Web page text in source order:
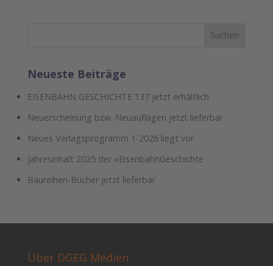
Neueste Beiträge
EISENBAHN GESCHICHTE 137 jetzt erhältlich
Neuerscheinung bzw. Neuauflagen jetzt lieferbar
Neues Verlagsprogramm 1-2026 liegt vor
Jahresinhalt 2025 der »EisenbahnGeschichte
Baureihen-Bücher jetzt lieferbar
Über DGEG Medien